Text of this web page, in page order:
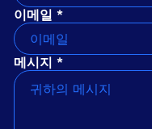
이메일 *
메시지 *